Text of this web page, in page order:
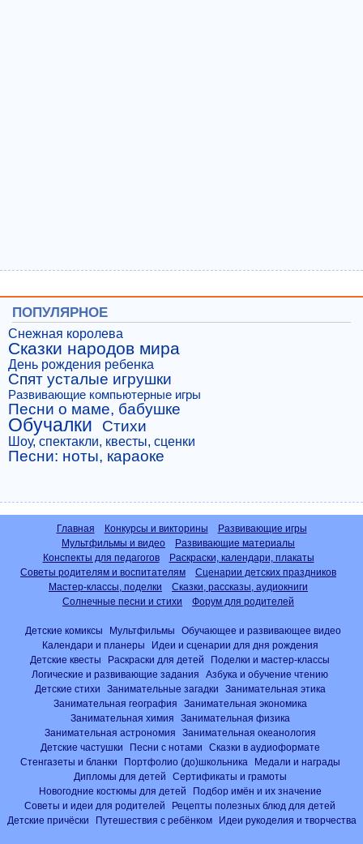
ПОПУЛЯРНОЕ
Снежная королева
Сказки народов мира
День рождения ребенка
Спят усталые игрушки
Развивающие компьютерные игры
Песни о маме, бабушке
Обучалки Стихи
Шоу, спектакли, квесты, сценки
Песни: ноты, караоке
Главная Конкурсы и викторины
Развивающие игры
Мультфильмы и видео
Развивающие материалы
Конспекты для педагогов
Раскраски, календари, плакаты
Советы родителям и воспитателям
Сценарии детских праздников
Мастер-классы, поделки
Сказки, рассказы, аудиокниги
Солнечные песни и стихи
Форум для родителей
Детские комиксы Мультфильмы
Обучающее и развивающее видео
Календари и планеры
Идеи и сценарии для дня рождения
Детские квесты
Раскраски для детей
Поделки и мастер-классы
Логические и развивающие задания
Азбука и обучение чтению
Детские стихи
Занимательные загадки
Занимательная этика
Занимательная география
Занимательная экономика
Занимательная химия
Занимательная физика
Занимательная астрономия
Занимательная океанология
Детские частушки
Песни с нотами
Сказки в аудиоформате
Стенгазеты и бланки
Портфолио (до)школьника
Медали и награды
Дипломы для детей
Сертификаты и грамоты
Новогодние костюмы для детей
Подбор имён и их значение
Советы и идеи для родителей
Рецепты полезных блюд для детей
Детские причёски
Путешествия с ребёнком Идеи рукоделия и творчества